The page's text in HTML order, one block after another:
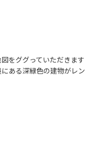
をググっていただきます
ある深緑色の建物がレン